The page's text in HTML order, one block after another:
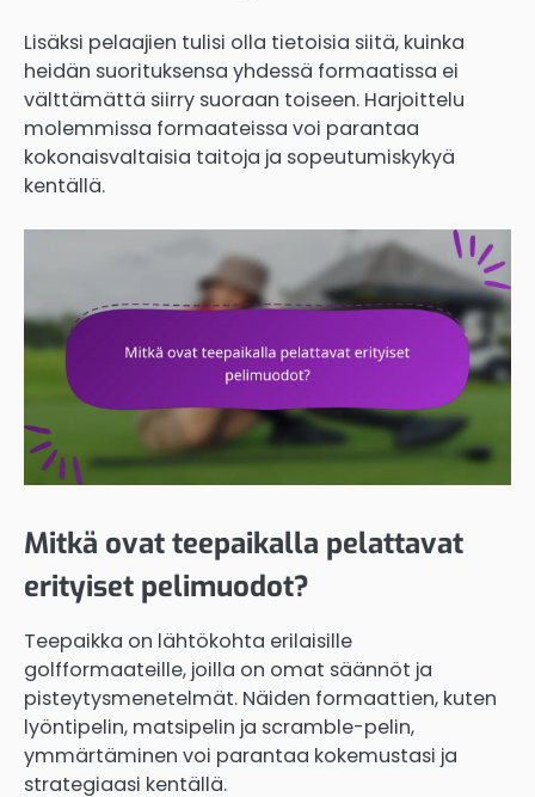
Lisäksi pelaajien tulisi olla tietoisia siitä, kuinka
heidän suorituksensa yhdessä formaatissa ei
välttämättä siirry suoraan toiseen. Harjoittelu
molemmissa formaateissa voi parantaa
kokonaisvaltaisia taitoja ja sopeutumiskykyä
kentällä.
Mitkä ovat teepaikalla pelattavat
erityiset pelimuodot?
Teepaikka on lähtökohta erilaisille
golfformaateille, joilla on omat säännöt ja
pisteytysmenetelmät. Näiden formaattien, kuten
lyöntipelin, matsipelin ja scramble-pelin,
ymmärtäminen voi parantaa kokemustasi ja
strategiaasi kentällä.